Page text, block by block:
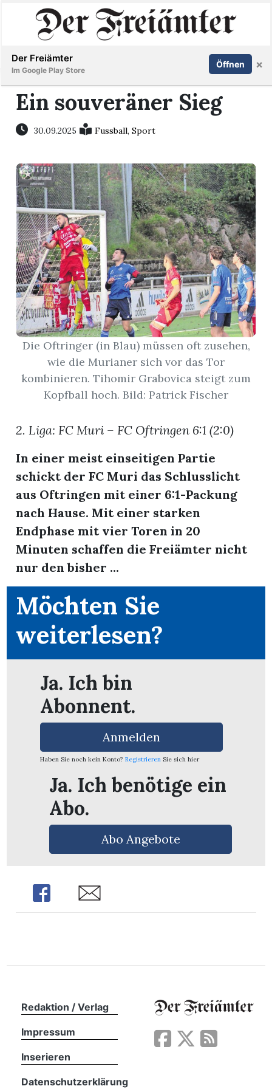
Immobilien
Stellen
E-
Paper
Newsletter
App
Inserieren Abonnieren Anmelden
Ein souveräner Sieg
30.09.2025 Fussball,Sport
Die Oftringer (in Blau) müssen oft zusehen,
wie die Murianer sich vor das Tor
kombinieren. Tihomir Grabovica steigt zum
Kopfball hoch. Bild: Patrick Fischer
2. Liga: FC Muri – FC Oftringen 6:1 (2:0)
In einer meist einseitigen Partie
schickt der FC Muri das Schlusslicht
aus Oftringen mit einer 6:1-Packung
nach Hause. Mit einer starken
Endphase mit vier Toren in 20
Minuten schaffen die Freiämter nicht
nur den bisher ...
Möchten Sie
weiterlesen?
Ja. Ich bin
Abonnent.
Anmelden
Haben Sie noch kein Konto? Registrieren Sie sich hier
Ja. Ich benötige ein
Abo.
Abo Angebote
Share Share
Redaktion / Verlag
Impressum
Inserieren
Datenschutzerklärung
Der Freiämter
Im Google Play Store
Öffnen ×